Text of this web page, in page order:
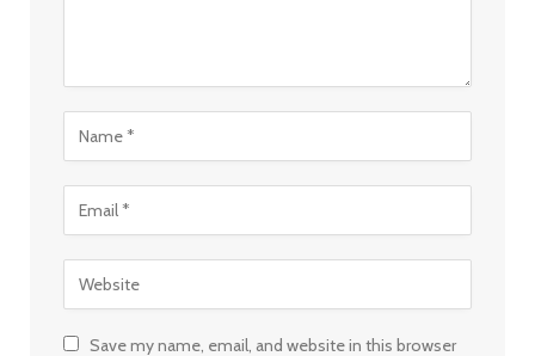
Save my name, email, and website in this browser